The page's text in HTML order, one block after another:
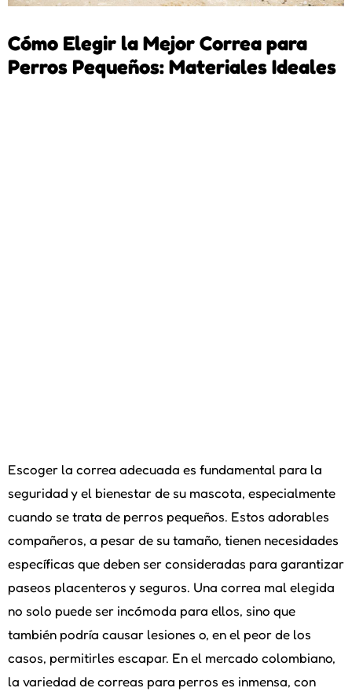
Cómo Elegir la Mejor Correa para
Perros Pequeños: Materiales Ideales
Escoger la correa adecuada es fundamental para la
seguridad y el bienestar de su mascota, especialmente
cuando se trata de perros pequeños. Estos adorables
compañeros, a pesar de su tamaño, tienen necesidades
específicas que deben ser consideradas para garantizar
paseos placenteros y seguros. Una correa mal elegida
no solo puede ser incómoda para ellos, sino que
también podría causar lesiones o, en el peor de los
casos, permitirles escapar. En el mercado colombiano,
la variedad de correas para perros es inmensa, con